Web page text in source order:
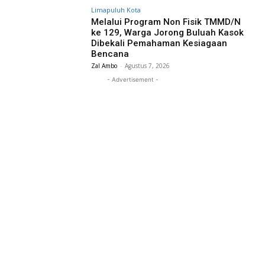
Limapuluh Kota
Melalui Program Non Fisik TMMD/N
ke 129, Warga Jorong Buluah Kasok
Dibekali Pemahaman Kesiagaan
Bencana
Zal Ambo - Agustus 7, 2026
- Advertisement -